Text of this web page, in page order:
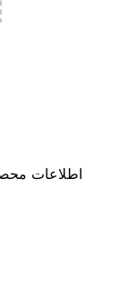
اطلاعات